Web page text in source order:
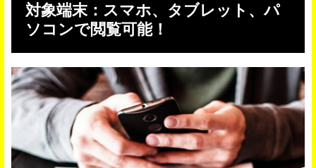
対象端末：スマホ、タブレット、パ
ソコンで閲覧可能！